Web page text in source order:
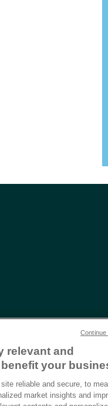
relevant and
your
reliable and secure, to
market insights and
Continue